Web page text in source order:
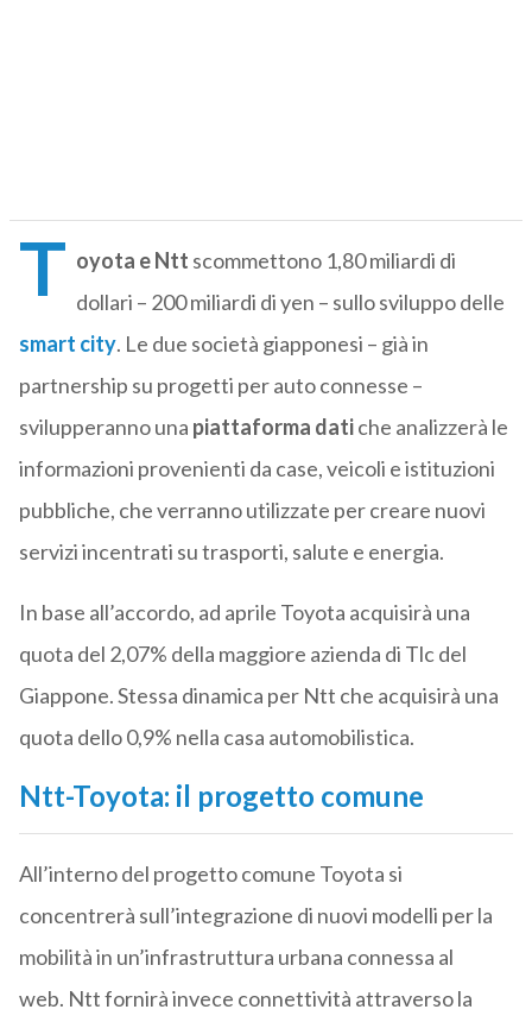
T oyota e Ntt scommettono 1,80 miliardi di
dollari – 200 miliardi di yen – sullo sviluppo delle
smart city. Le due società giapponesi – già in
partnership su progetti per auto connesse –
svilupperanno una piattaforma datiche analizzerà le
informazioni provenienti da case, veicoli e istituzioni
pubbliche, che verranno utilizzate per creare nuovi
servizi incentrati su trasporti, salute e energia.
In base all’accordo, ad aprile Toyota acquisirà una
quota del 2,07% della maggiore azienda di Tlc del
Giappone. Stessa dinamica per Ntt che acquisirà una
quota dello 0,9% nella casa automobilistica.
Ntt-Toyota: il progetto comune
All’interno del progetto comune Toyota si
concentrerà sull’integrazione di nuovi modelli per la
mobilità in un’infrastruttura urbana connessa al
web. Ntt fornirà invece connettività attraverso la